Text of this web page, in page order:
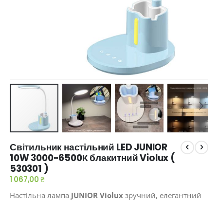
до
початку
галереї
зображень
Світильник настільний LED JUNIOR
10W 3000-6500К блакитний Violux (
530301​​ )
1 067,00 ₴
Настільна лампа JUNIOR Violux зручний, елегантний